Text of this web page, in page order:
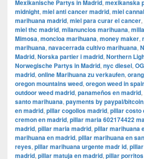
Mexikanische Partys in Madrid, mexikanska
midnight, miel anti cancer madrid, miel
marihuana madrid, miel para curar el cancer,
miel thc madrid, milanuncios marihuana,
Mimosa, moncloa marihuana, money maker,
marihuana, navacerrada cultivo marihuana,
Madrid, Norska partier i madrid, Northern
Norwegische Partys in Madrid, nyc diesel,
madrid, online Marihuana zu verkaufen,
oregon mountains weed, oregon weed in
outdoor weed madrid, panameños en madrid,
santo marihuana, payments by paypal/bitcoin
en madrid, pillar cogollos madrid, pillar costo
cremon en madrid, pillar maria 602174422
madrid, pillar maria madrid, pillar marihuana
marihuana en madrid, pillar marihuana en
reyes, pillar marihuana urgente madr id,
madrid, pillar matuja en madrid, pillar